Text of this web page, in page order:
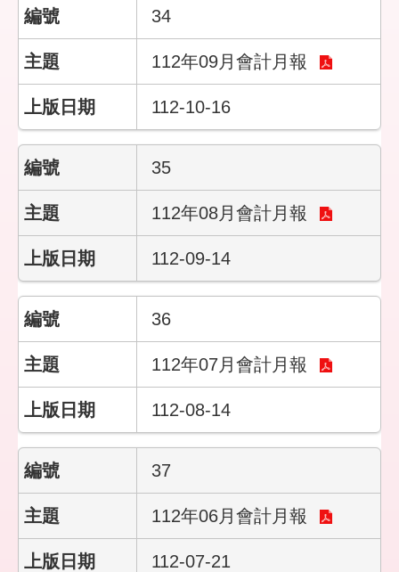
宣
告
服
信
箱
34
112年09月會計月報
112-10-16
35
112年08月會計月報
112-09-14
36
112年07月會計月報
112-08-14
37
112年06月會計月報
112-07-21